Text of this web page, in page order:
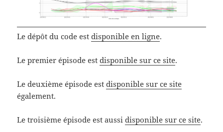
Le dépôt du code estdisponible en ligne.
Le premier épisode estdisponible sur ce site.
Le deuxième épisode estdisponible sur ce site
également.
Le troisième épisode est aussidisponible sur ce site.